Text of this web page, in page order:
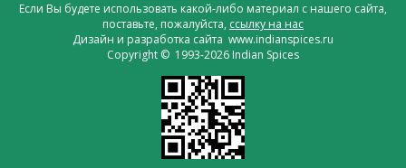
Если Вы будете использовать какой-либо материал с нашего сайта,
поставьте, пожалуйста, ссылку на нас
Дизайн и разработка сайта www.indianspices.ru
Copyright © 1993-2026 Indian Spices